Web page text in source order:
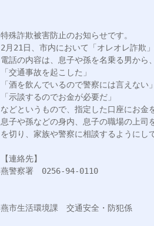
特殊詐欺被害防止のお知らせです。
2月21日、市内において「オレオレ詐欺
電話の内容は、息子や孫を名乗る男から、
「交通事故を起こした」
「酒を飲んでいるので警察には言えない」
「示談するのでお金が必要だ」
などというもので、指定した口座にお金
息子や孫などの身内、息子の職場の上
を切り、家族や警察に相談するようにし
【連絡先】
燕警察署　0256-94-0110
燕市生活環境課　交通安全・防犯係